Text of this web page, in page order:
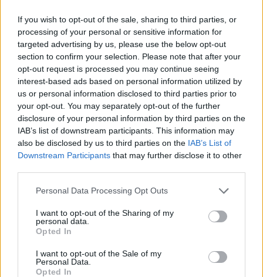
If you wish to opt-out of the sale, sharing to third parties, or
processing of your personal or sensitive information for
targeted advertising by us, please use the below opt-out
section to confirm your selection. Please note that after your
opt-out request is processed you may continue seeing
interest-based ads based on personal information utilized by
us or personal information disclosed to third parties prior to
your opt-out. You may separately opt-out of the further
disclosure of your personal information by third parties on the
IAB’s list of downstream participants. This information may
also be disclosed by us to third parties on the IAB’s List of
Downstream Participants that may further disclose it to other
Please note that this website/app uses one or more Google
not limited to your visit or usage behaviour. You may click to
grant or deny consent to Google and its third-party tags to
use your data for below specified purposes in below Google
consent section.
Personal Data Processing Opt Outs
I want to opt-out of the Sharing of my
personal data.
Opted In
I want to opt-out of the Sale of my
Personal Data.
Opted In
Vendégmunkások
Nepálból és Vietnámból
2017. OKT. 5. NÖVEKEDÉS.HU